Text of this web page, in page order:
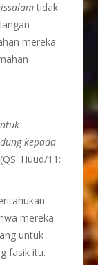
tidak
mereka
kepada
Huud/11:
mereka
untuk
fasik itu.